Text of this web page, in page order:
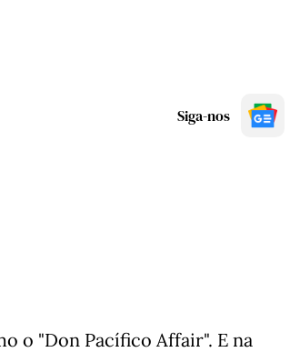
Siga-nos
o "Don Pacífico Affair". E na